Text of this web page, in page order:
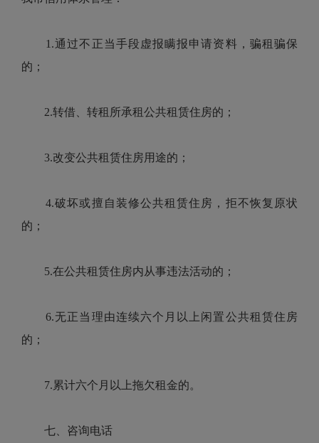
1.通过不正当手段虚报瞒报申请资料，骗租骗保
的；
2.转借、转租所承租公共租赁住房的；
3.改变公共租赁住房用途的；
4.破坏或擅自装修公共租赁住房，拒不恢复原状
的；
5.在公共租赁住房内从事违法活动的；
6.无正当理由连续六个月以上闲置公共租赁住房
的；
7.累计六个月以上拖欠租金的。
七、咨询电话